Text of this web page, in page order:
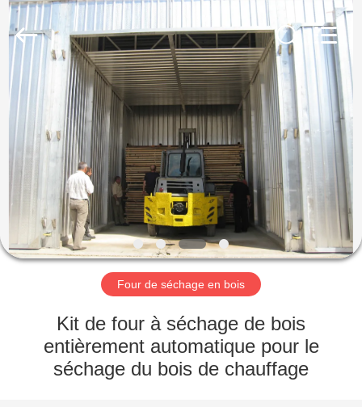
MAISON
PRODUITS
À
PROPOS
DE
NOUS
VISITE
D'USINE
Hangzhou
Tech
Drying
Equipment
Co.,
Ltd..
Reserved.
Four de séchage en bois
Kit de four à séchage de bois
entièrement automatique pour le
séchage du bois de chauffage